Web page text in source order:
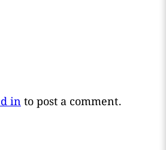
into post a comment.